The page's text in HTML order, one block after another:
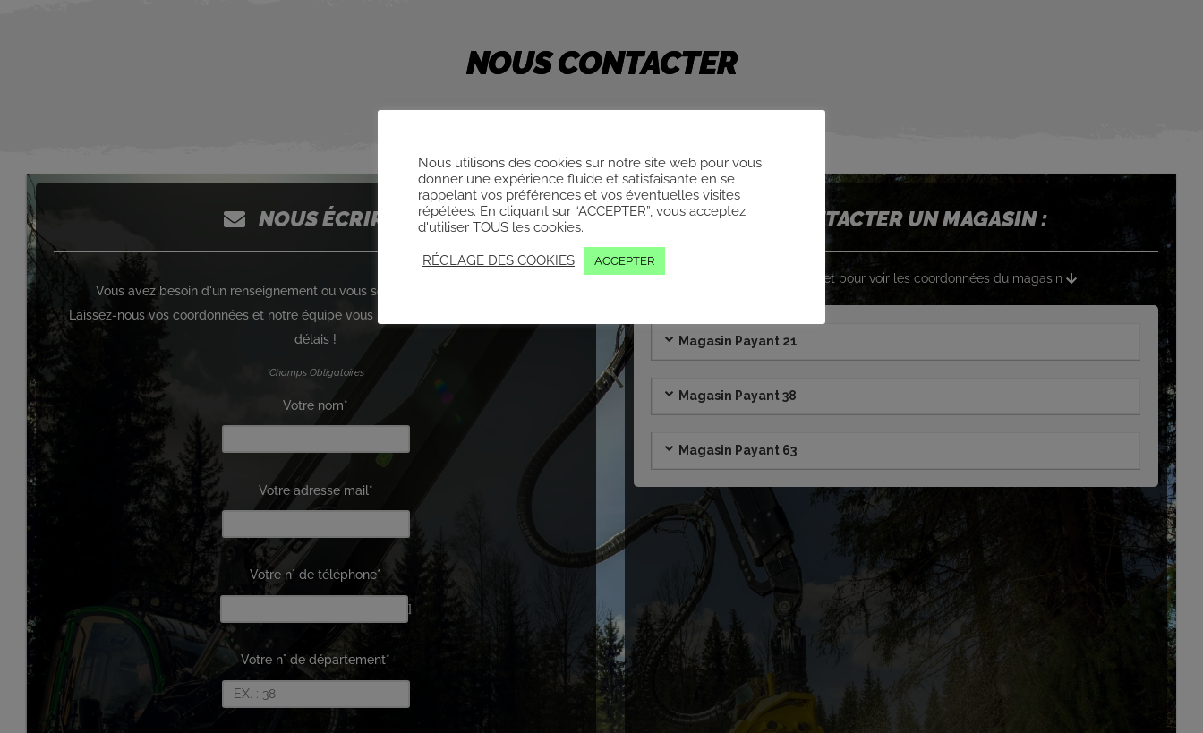
NOUS CONTACTER
NOUS ÉCRIRE :
Vous avez besoin d'un renseignement ou vous souhaitez profiter de l'offre ?
Laissez-nous vos coordonnées et notre équipe vous recontactera dans les meilleurs
délais !
*Champs Obligatoires
Votre nom*
Votre adresse mail*
Votre n° de téléphone*
]
Votre n° de département*
CONTACTER UN MAGASIN :
Cliquez sur un onglet pour voir les coordonnées du magasin
Magasin Payant 21
Magasin Payant 38
Magasin Payant 63
Nous utilisons des cookies sur notre site web pour vous
donner une expérience fluide et satisfaisante en se
rappelant vos préférences et vos éventuelles visites
répétées. En cliquant sur “ACCEPTER”, vous acceptez
d'utiliser TOUS les cookies.
RÉGLAGE DES COOKIES ACCEPTER